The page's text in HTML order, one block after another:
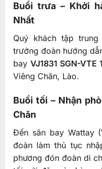
Buổi trưa – Khởi
Nhất
Quý khách tập
trưởng đoàn hướng
bay VJ1831 SGN-VTE
Viêng Chăn, Lào.
Buổi tối – Nhận
Chăn
Đến sân bay Wattay
đoàn làm thủ tục
phương đón đoàn di